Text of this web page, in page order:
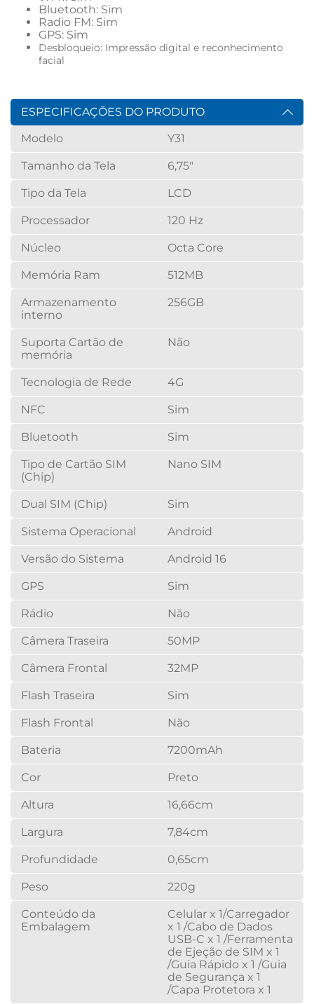
Bluetooth: Sim
Radio FM: Sim
GPS: Sim
Desbloqueio: Impressão digital e reconhecimento
facial
ESPECIFICAÇÕES DO PRODUTO
Modelo
Y31
Tamanho da Tela 6,75"
Tipo da Tela LCD
Processador 120 Hz
Núcleo Octa Core
Memória Ram 512MB
Armazenamento
interno
256GB
Suporta Cartão de
memória
Não
Tecnologia de Rede 4G
NFC Sim
Bluetooth Sim
Tipo de Cartão SIM
(Chip)
Nano SIM
Dual SIM (Chip) Sim
Sistema Operacional Android
Versão do Sistema Android 16
GPS Sim
Rádio Não
Câmera Traseira 50MP
Câmera Frontal 32MP
Flash Traseira Sim
Flash Frontal Não
Bateria 7200mAh
Cor Preto
Altura 16,66cm
Largura 7,84cm
Profundidade 0,65cm
Peso 220g
Conteúdo da
Embalagem
Celular x 1/Carregador
x 1 /Cabo de Dados
USB-C x 1 /Ferramenta
de Ejeção de SIM x 1
/Guia Rápido x 1 /Guia
de Segurança x 1
/Capa Protetora x 1